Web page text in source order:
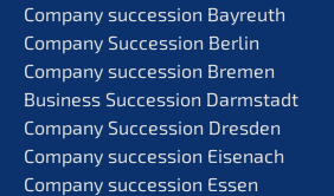
Compa­ny succes­si­on Bayreuth
Compa­ny Succes­si­on Berlin
Compa­ny succes­si­on Bremen
Business Succes­si­on Darmstadt
Compa­ny Succes­si­on Dresden
Compa­ny succes­si­on Eisenach
Compa­ny succes­si­on Essen